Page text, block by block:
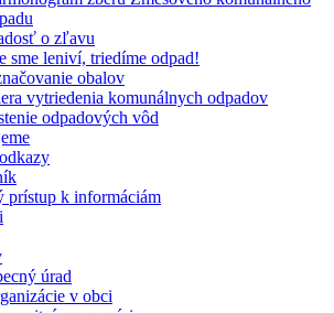
o zľavu
sme leniví, triedíme odpad!
obalov
vytriedenia komunálnych odpadov
odpadových vôd
prístup k informáciám
úrad
v obci